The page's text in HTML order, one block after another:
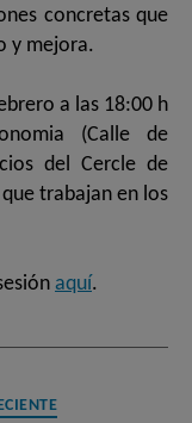
concretas que
y mejora.
a las 18:00 h
(Calle de
del Cercle de
trabajan en los
aquí.